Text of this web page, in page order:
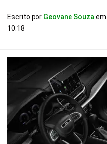
Escrito por Geovane Souza em
10:18